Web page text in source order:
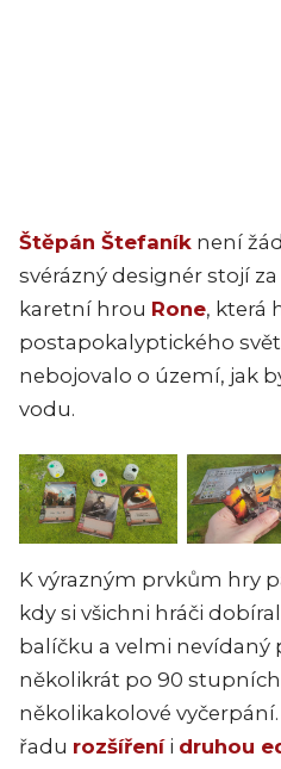
Štěpán Štefaník není
svérázný designér stojí
karetní hrou Rone, která
postapokalyptického
nebojovalo o území, jak
vodu.
K výrazným prvkům hry
kdy si všichni hráči
balíčku a velmi nevídaný
několikrát po 90
několikakolové
řadu rozšířeníi druhou